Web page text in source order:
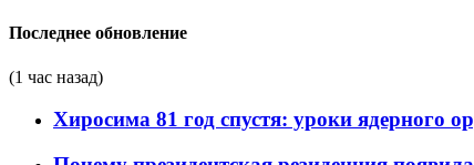
Последнее обновление
(1 час назад)
Хиросима 81 год спустя: уроки ядерного